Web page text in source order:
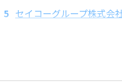
セイコーグループ株式会